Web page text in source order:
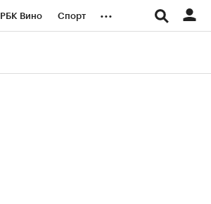
РБК Вино Спорт ...